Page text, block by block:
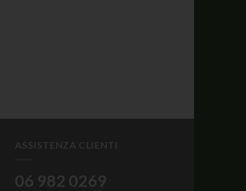
ASSISTENZA CLIENTI
06 982 0269